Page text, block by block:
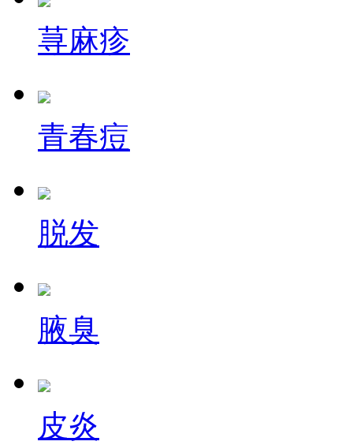
荨麻疹
青春痘
脱发
腋臭
皮炎